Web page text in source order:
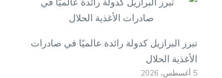
تبرز البرازيل كدولة رائدة عالميًا في صادرات
الأغذية الحلال
5 أغسطس، 2026